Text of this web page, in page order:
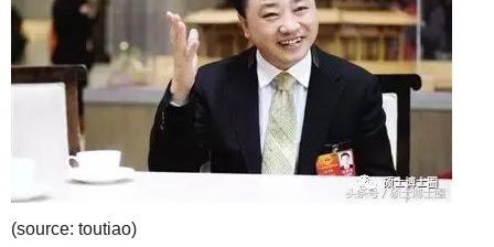
(source: toutiao)